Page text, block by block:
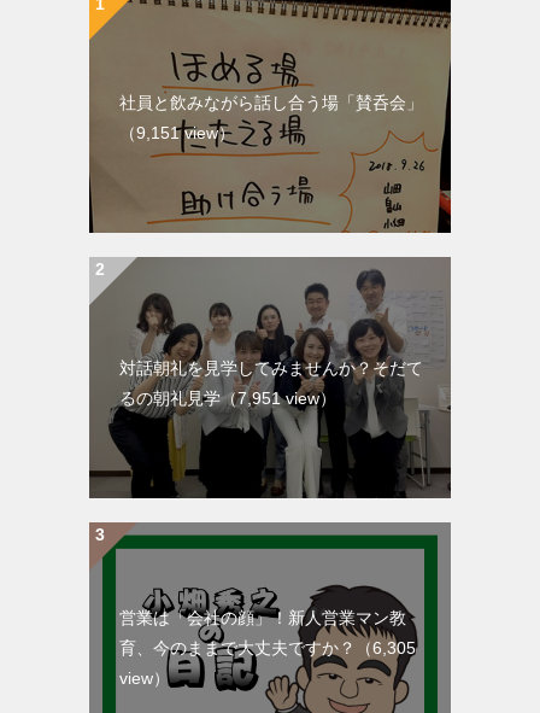
社員と飲みながら話し合う場「賛呑会」
（9,151 view）
対話朝礼を見学してみませんか？そだて
るの朝礼見学（7,951 view）
営業は「会社の顔」！新人営業マン教
育、今のままで大丈夫ですか？
（6,305
view）